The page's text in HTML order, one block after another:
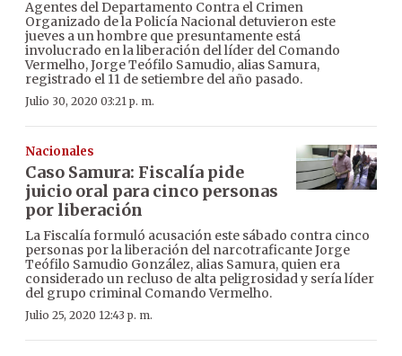
Agentes del Departamento Contra el Crimen
Organizado de la Policía Nacional detuvieron este
jueves a un hombre que presuntamente está
involucrado en la liberación del líder del Comando
Vermelho, Jorge Teófilo Samudio, alias Samura,
registrado el 11 de setiembre del año pasado.
Julio 30, 2020 03:21 p. m.
Nacionales
Caso Samura: Fiscalía pide
juicio oral para cinco personas
por liberación
La Fiscalía formuló acusación este sábado contra cinco
personas por la liberación del narcotraficante Jorge
Teófilo Samudio González, alias Samura, quien era
considerado un recluso de alta peligrosidad y sería líder
del grupo criminal Comando Vermelho.
Julio 25, 2020 12:43 p. m.